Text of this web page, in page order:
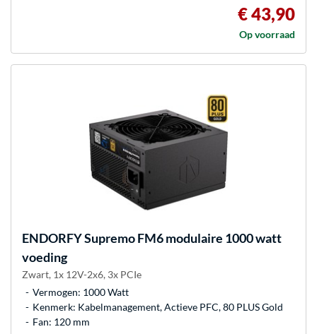
€ 43,90
Op voorraad
ENDORFYSupremo FM6 modulaire 1000 watt
voeding
Zwart, 1x 12V-2x6, 3x PCIe
Vermogen: 1000 Watt
Kenmerk: Kabelmanagement, Actieve PFC, 80 PLUS Gold
Fan: 120 mm